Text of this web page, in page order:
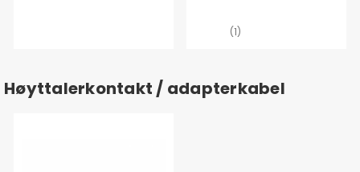
(1)
Høyttalerkontakt / adapterkabel